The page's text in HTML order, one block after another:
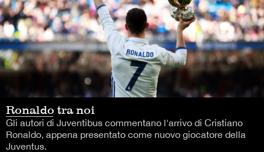
Ronaldo tra noi
Gli autori di Juventibus commentano l'arrivo di Cristiano
Ronaldo, appena presentato come nuovo giocatore della
Juventus.